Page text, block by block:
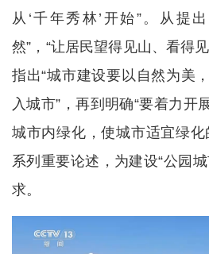
从‘千年秀林’开始”。从提
然”，“让居民望得见山、看得
指出“城市建设要以自然为美
入城市”，再到明确“要着力开
城市内绿化，使城市适宜绿化
系列重要论述，为建设“公园
求。